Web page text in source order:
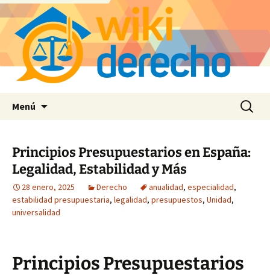
Menú Buscar:
Principios Presupuestarios en España:
Legalidad, Estabilidad y Más
28 enero, 2025 Derecho anualidad, especialidad,
estabilidad presupuestaria, legalidad, presupuestos, Unidad,
universalidad
Principios Presupuestarios